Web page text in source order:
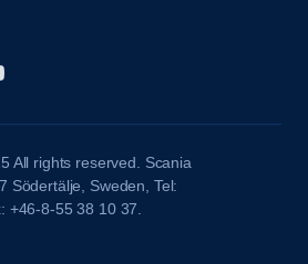
All rights reserved. Scania
Södertälje, Sweden, Tel:
+46-8-55 38 10 37.